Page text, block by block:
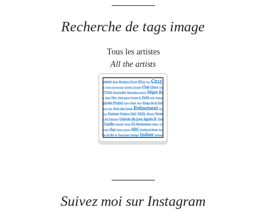
Recherche de tags image
Tous les artistes
All the artists
Suivez moi sur Instagram